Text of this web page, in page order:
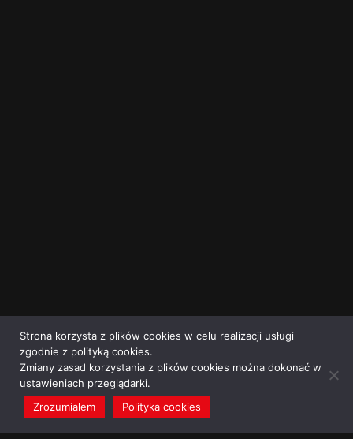
Strona korzysta z plików cookies w celu realizacji usługi
zgodnie z polityką cookies.
Zmiany zasad korzystania z plików cookies można dokonać w
ustawieniach przeglądarki.
Zrozumiałem
Polityka cookies